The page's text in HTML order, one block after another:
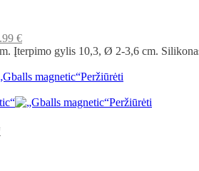
€
Įterpimo gylis 10,3, Ø 2-3,6 cm.
Peržiūrėti
Peržiūrėti